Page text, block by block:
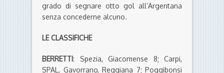
grado di segnare otto gol all’Argentana
senza concederne alcuno.
LE CLASSIFICHE
BERRETTI: Spezia, Giacomense 8; Carpi,
SPAL, Gavorrano, Reggiana 7; Poggibonsi